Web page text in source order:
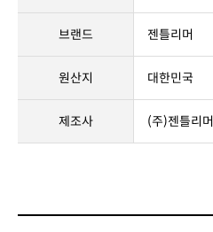
브랜드 젠틀리머
원산지 대한민국
제조사 (주)젠틀리머